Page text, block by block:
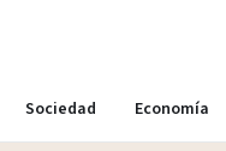
Sociedad Economía